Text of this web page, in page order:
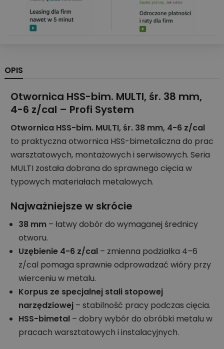
OPIS
Otwornica HSS-bim. MULTI, śr. 38 mm,
4-6 z/cal – Profi System
Otwornica HSS-bim. MULTI, śr. 38 mm, 4-6 z/cal
to praktyczna otwornica HSS-bimetaliczna do prac
warsztatowych, montażowych i serwisowych. Seria
MULTI została dobrana do sprawnego cięcia w
typowych materiałach metalowych.
Najważniejsze w skrócie
38 mm – łatwy dobór do wymaganej średnicy
otworu.
Uzębienie 4-6 z/cal – zmienna podziałka 4–6
z/cal pomaga sprawnie odprowadzać wióry przy
wierceniu w metalu.
Korpus ze specjalnej stali stopowej
narzędziowej – stabilność pracy podczas cięcia.
HSS-bimetal – dobry wybór do obróbki metalu w
pracach warsztatowych i instalacyjnych.